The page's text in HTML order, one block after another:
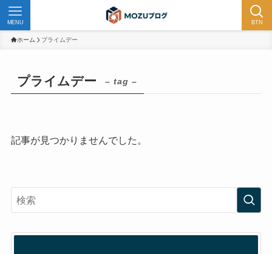
BTN
MENU
ホーム プライムデー
プライムデー – tag –
記事が見つかりませんでした。